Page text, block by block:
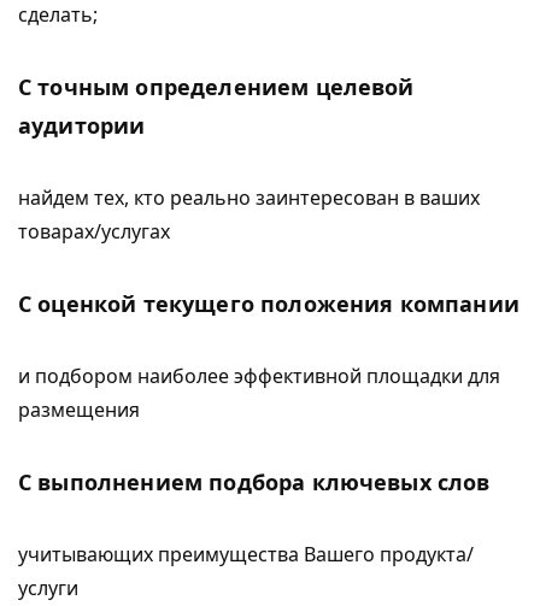
сделать;
С точным определением целевой
аудитории
найдем тех, кто реально заинтересован в ваших
товарах/услугах
С оценкой текущего положения компании
и подбором наиболее эффективной площадки для
размещения
С выполнением подбора ключевых слов
учитывающих преимущества Вашего продукта/
услуги